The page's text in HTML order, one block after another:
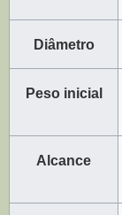
Diâmetro
Peso inicial
Alcance